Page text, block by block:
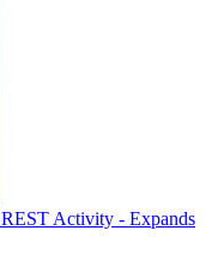
REST Activity - Expands